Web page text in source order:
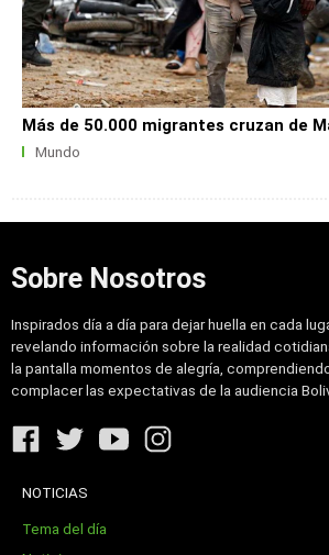
Más de 50.000 migrantes cruzan de
Mundo
Sobre Nosotros
Inspirados día a día para dejar huella en cada
revelando información sobre la realidad
la pantalla momentos de alegría,
complacer las expectativas de la audiencia
NOTICIAS
Tema del día